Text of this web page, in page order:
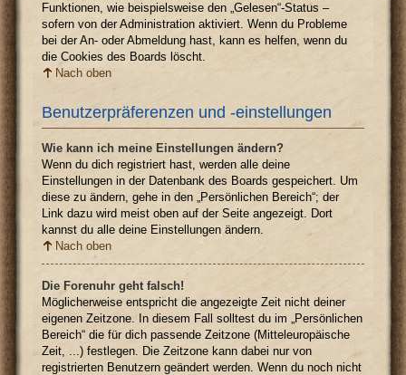
Funktionen, wie beispielsweise den „Gelesen“-Status –
sofern von der Administration aktiviert. Wenn du Probleme
bei der An- oder Abmeldung hast, kann es helfen, wenn du
die Cookies des Boards löscht.
Nach oben
Benutzerpräferenzen und -einstellungen
Wie kann ich meine Einstellungen ändern?
Wenn du dich registriert hast, werden alle deine
Einstellungen in der Datenbank des Boards gespeichert. Um
diese zu ändern, gehe in den „Persönlichen Bereich“; der
Link dazu wird meist oben auf der Seite angezeigt. Dort
kannst du alle deine Einstellungen ändern.
Nach oben
Die Forenuhr geht falsch!
Möglicherweise entspricht die angezeigte Zeit nicht deiner
eigenen Zeitzone. In diesem Fall solltest du im „Persönlichen
Bereich“ die für dich passende Zeitzone (Mitteleuropäische
Zeit, ...) festlegen. Die Zeitzone kann dabei nur von
registrierten Benutzern geändert werden. Wenn du noch nicht